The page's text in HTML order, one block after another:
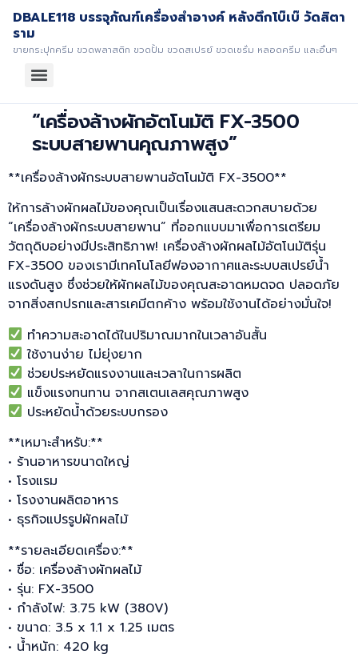
DBALE118 บรรจุภัณฑ์เครื่องสำอางค์ หลังตึกโบ๊เบ๊ วัดสิตา
ราม
ขายกระปุกครีม ขวดพลาสติก ขวดปั้ม ขวดสเปรย์ ขวดเซรั่ม หลอดครีม และอื่นๆ
“เครื่องล้างผักอัตโนมัติ FX-3500
ระบบสายพานคุณภาพสูง”
**เครื่องล้างผักระบบสายพานอัตโนมัติ FX-3500**
ให้การล้างผักผลไม้ของคุณเป็นเรื่องแสนสะดวกสบายด้วย
“เครื่องล้างผักระบบสายพาน” ที่ออกแบบมาเพื่อการเตรียม
วัตถุดิบอย่างมีประสิทธิภาพ! เครื่องล้างผักผลไม้อัตโนมัติรุ่น
FX-3500 ของเรามีเทคโนโลยีฟองอากาศและระบบสเปรย์น้ำ
แรงดันสูง ซึ่งช่วยให้ผักผลไม้ของคุณสะอาดหมดจด ปลอดภัย
จากสิ่งสกปรกและสารเคมีตกค้าง พร้อมใช้งานได้อย่างมั่นใจ!
ทำความสะอาดได้ในปริมาณมากในเวลาอันสั้น
ใช้งานง่าย ไม่ยุ่งยาก
ช่วยประหยัดแรงงานและเวลาในการผลิต
แข็งแรงทนทาน จากสเตนเลสคุณภาพสูง
ประหยัดน้ำด้วยระบบกรอง
**เหมาะสำหรับ:**
• ร้านอาหารขนาดใหญ่
• โรงแรม
• โรงงานผลิตอาหาร
• ธุรกิจแปรรูปผักผลไม้
**รายละเอียดเครื่อง:**
• ชื่อ: เครื่องล้างผักผลไม้
• รุ่น: FX-3500
• กำลังไฟ: 3.75 kW (380V)
• ขนาด: 3.5 x 1.1 x 1.25 เมตร
• น้ำหนัก: 420 kg